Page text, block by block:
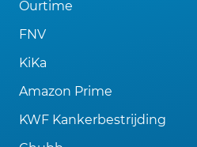
Ourtime
FNV
KiKa
Amazon Prime
KWF Kankerbestrijding